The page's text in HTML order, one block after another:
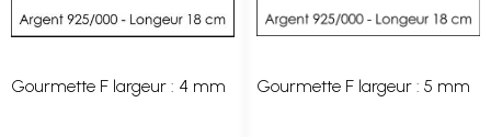
Gourmette F largeur : 4 mm Gourmette F largeur : 5 mm